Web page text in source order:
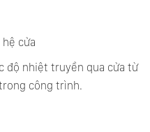
cửa
độ nhiệt truyền qua cửa từ
công trình.